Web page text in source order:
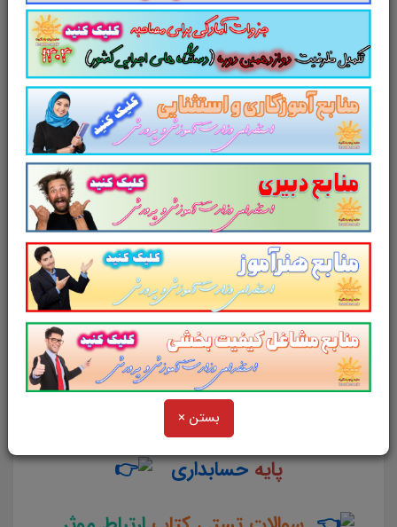
بستن ×
نظم بخشیده و منسجم می سازد. این مجموعه
مرور سریعداوطلب را سبب می شود و آگاهی
های وی رانظم بخشیده و یک آمادگی و شبیه
سازی را برای جلسه آزمون به همراه دارد . مطالعه
این منبع برای همه داوطلبین عزیز پیشنهاد می
شود.
از دیگر منابع آزمون استخدامی وزارت
آموزش و پرورش در سایت پرتو
یادگیری دیدن فرمایید.
و
در یک نمای کلی:
سوالات تستی کتاب
پایه حسابداری